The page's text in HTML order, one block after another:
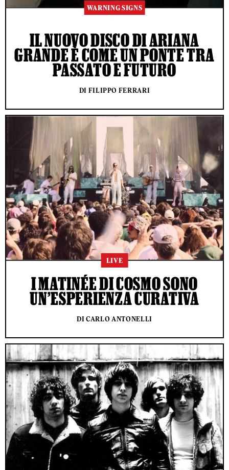
WARNING SIGNS
IL NUOVO DISCO DI ARIANA
GRANDE È COME UN PONTE TRA
PASSATO E FUTURO
DI FILIPPO FERRARI
LIVE
I MATINÉE DI COSMO SONO
UN’ESPERIENZA CURATIVA
DI CARLO ANTONELLI